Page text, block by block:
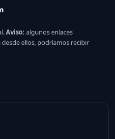
Aviso: algunos enlaces
ellos, podríamos recibir